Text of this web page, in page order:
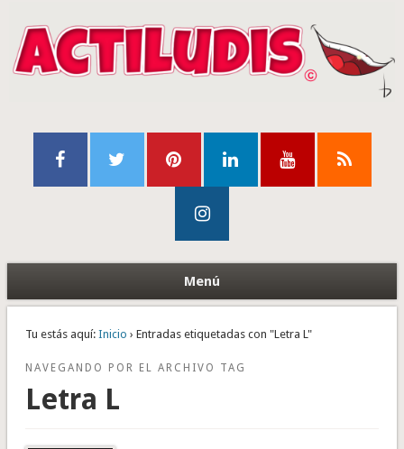
Menú
Tu estás aquí: Inicio › Entradas etiquetadas con "Letra L"
NAVEGANDO POR EL ARCHIVO TAG
Letra L